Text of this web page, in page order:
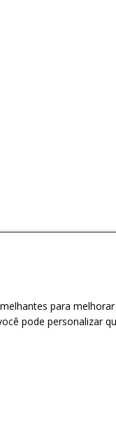
para
pode personalizar